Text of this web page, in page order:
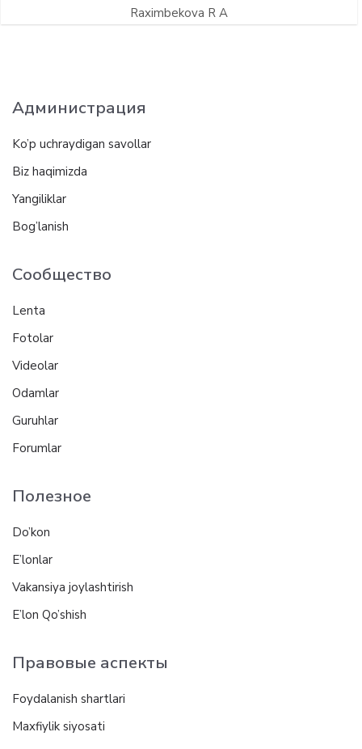
Raximbekova R A
Администрация
Ko’p uchraydigan savollar
Biz haqimizda
Yangiliklar
Bog’lanish
Сообщество
Lenta
Fotolar
Videolar
Odamlar
Guruhlar
Forumlar
Полезное
Do’kon
E’lonlar
Vakansiya joylashtirish
E’lon Qo’shish
Правовые аспекты
Foydalanish shartlari
Maxfiylik siyosati